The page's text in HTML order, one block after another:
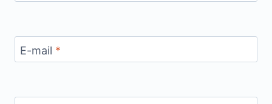
E-mail *